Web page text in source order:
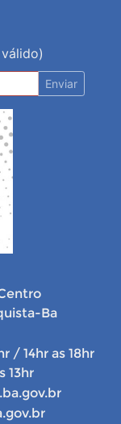
Enviar
Ba
/ 14hr as 18hr
13hr